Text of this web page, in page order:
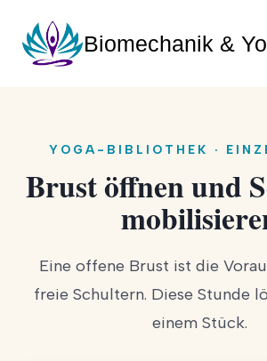
Inhalt
springen
Biomechanik &
YOGA-BIBLIOTHEK ·
Brust öffnen und
Eine offene Brust ist die
freie Schultern. Diese Stunde
einem Stück.